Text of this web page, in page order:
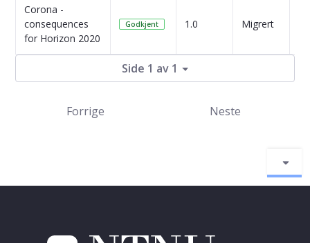
Corona -
consequences
for Horizon 2020
Godkjent 1.0 Migrert
Side 1 av 1
Forrige Neste